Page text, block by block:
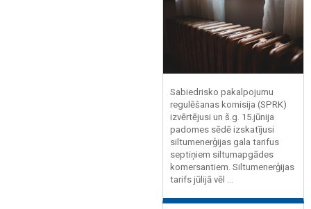
Sabiedrisko pakalpojumu
regulēšanas komisija (SPRK)
izvērtējusi un š.g. 15.jūnija
padomes sēdē izskatījusi
siltumenerģijas gala tarifus
septiņiem siltumapgādes
komersantiem. Siltumenerģijas
tarifs jūlijā vēl ...